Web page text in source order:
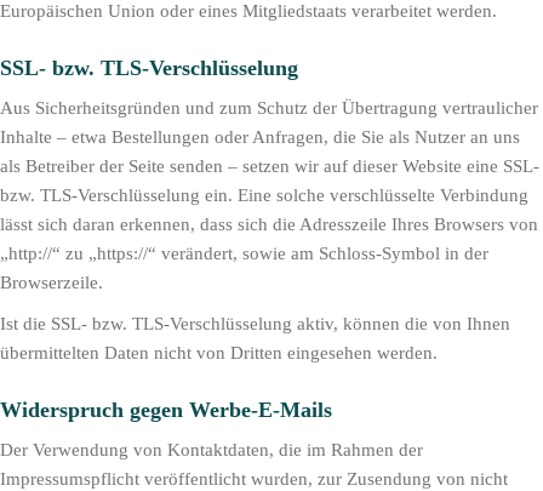
Europäischen Union oder eines Mitgliedstaats verarbeitet werden.
SSL- bzw. TLS-Verschlüsselung
Aus Sicherheitsgründen und zum Schutz der Übertragung vertraulicher
Inhalte – etwa Bestellungen oder Anfragen, die Sie als Nutzer an uns
als Betreiber der Seite senden – setzen wir auf dieser Website eine SSL-
bzw. TLS-Verschlüsselung ein. Eine solche verschlüsselte Verbindung
lässt sich daran erkennen, dass sich die Adresszeile Ihres Browsers von
„http://“ zu „https://“ verändert, sowie am Schloss-Symbol in der
Browserzeile.
Ist die SSL- bzw. TLS-Verschlüsselung aktiv, können die von Ihnen
übermittelten Daten nicht von Dritten eingesehen werden.
Widerspruch gegen Werbe-E-Mails
Der Verwendung von Kontaktdaten, die im Rahmen der
Impressumspflicht veröffentlicht wurden, zur Zusendung von nicht